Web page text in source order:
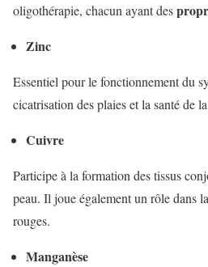
oligothérapie, chacun ayant des
Zinc
Essentiel pour le fonctionnement du
cicatrisation des plaies et la santé de
Cuivre
Participe à la formation des tissus
peau. Il joue également un rôle dans
rouges.
Manganèse